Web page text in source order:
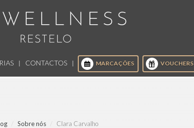
CONTACTOS MARCAÇÕES VOUCHERS
Sobre nós Clara Carvalho